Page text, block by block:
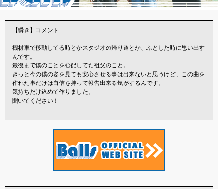
【瞬き】コメント
機材車で移動してる時とかスタジオの帰り道とか、ふとした時に思い出す
んです。
最後まで僕のことを心配してた祖父のこと。
きっと今の僕の姿を見ても安心させる事は出来ないと思うけど、この曲を
作れた事だけは自信を持って報告出来る気がするんです。
気持ちだけ込めて作りました。
聞いてください！